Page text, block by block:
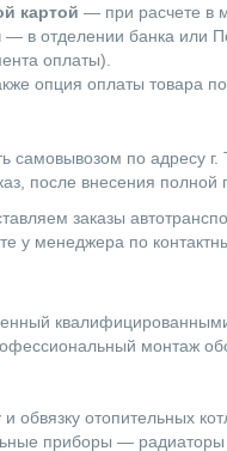
картой — при расчете в
— в отделении банка или
оплаты).
опция оплаты товара
по адресу г.
после внесения полной
заказы
у менеджера по
монтаж
обвязку отопительных
приборы —